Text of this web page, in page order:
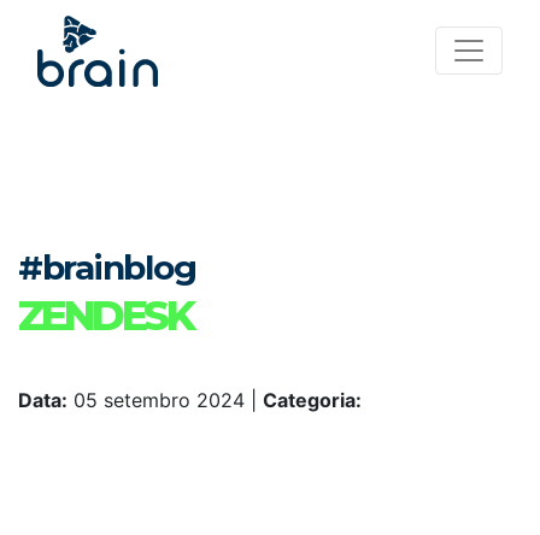
#brainblog
ZENDESK
Data: 05 setembro 2024 Categoria: